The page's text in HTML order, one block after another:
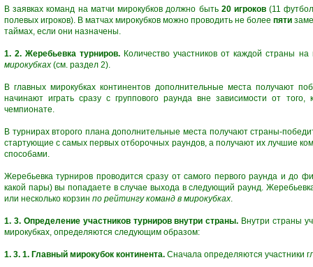
В заявках команд на матчи мирокубков должно быть 20 игроков (11
полевых игроков). В матчах мирокубков можно проводить не более пяти
таймах, если они назначены.
1. 2. Жеребьевка турниров. Количество участников от каждой страны
мирокубках (см. раздел 2).
В главных мирокубках континентов дополнительные места получают
начинают играть сразу с группового раунда вне зависимости от
чемпионате.
В турнирах второго плана дополнительные места получают страны-
стартующие с самых первых отборочных раундов, а получают их лучшие
способами.
Жеребьевка турниров проводится сразу от самого первого раунда и до
какой пары) вы попадаете в случае выхода в следующий раунд.
или несколько корзин по рейтингу команд в мирокубках.
1. 3. Определение участников турниров внутри страны. Внутри страны
мирокубках, определяются следующим образом:
1. 3. 1. Главный мирокубок континента. Сначала определяются участники